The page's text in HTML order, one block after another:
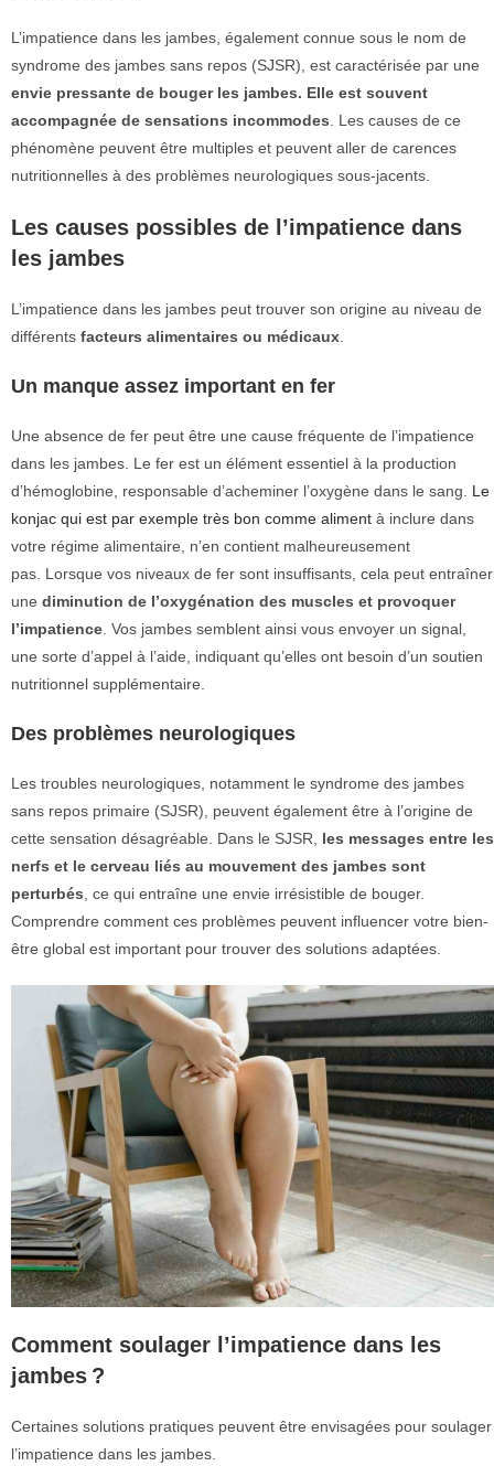
L’impatience dans les jambes, également connue sous le nom de
syndrome des jambes sans repos (SJSR), est caractérisée par une
envie pressante de bouger les jambes. Elle est souvent
accompagnée de sensations incommodes . Les causes de ce
phénomène peuvent être multiples et peuvent aller de carences
nutritionnelles à des problèmes neurologiques sous-jacents.
Les causes possibles de l’impatience dans
les jambes
L’impatience dans les jambes peut trouver son origine au niveau de
différents facteurs alimentaires ou médicaux
Un manque assez important en fer
Une absence de fer peut être une cause fréquente de l’impatience
dans les jambes. Le fer est un élément essentiel à la production
d’hémoglobine, responsable d’acheminer l’oxygène dans le sang. Le
konjac qui est par exemple très bon comme aliment à inclure dans
votre régime alimentaire, n’en contient malheureusement
pas. Lorsque vos niveaux de fer sont insuffisants, cela peut entraîner
une diminution de l’oxygénation des muscles et provoquer
l’impatience . Vos jambes semblent ainsi vous envoyer un signal,
une sorte d’appel à l’aide, indiquant qu’elles ont besoin d’un soutien
nutritionnel supplémentaire.
Des problèmes neurologiques
Les troubles neurologiques, notamment le syndrome des jambes
sans repos primaire (SJSR), peuvent également être à l’origine de
cette sensation désagréable. Dans le SJSR,
les messages entre les
nerfs et le cerveau liés au mouvement des jambes sont
perturbés , ce qui entraîne une envie irrésistible de bouger.
Comprendre comment ces problèmes peuvent influencer votre bien-
être global est important pour trouver des solutions adaptées.
Comment soulager l’impatience dans les
jambes ?
Certaines solutions pratiques peuvent être envisagées pour soulager
l’impatience dans les jambes.